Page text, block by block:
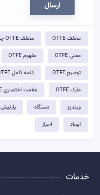
ارسال
مخفف OTFE مخفف OTFE چیست
معنی OTFE مفهوم OTFE
توضيح OTFE کلمه کامل OTFE
مارک OTFE علامت اختصاری OTFE
ویندوز دستگاه پارتیش
ایجاد احراز
خدمات